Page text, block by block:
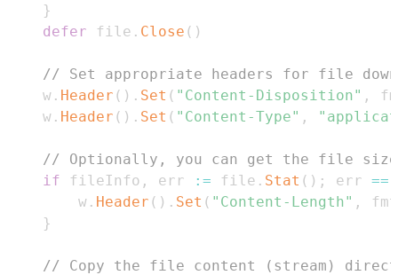
}
defer file . Close ( )
// Set appropriate headers for file
	w
. Header ( ) . Set ( "Content-Disposition" ,
	w
. Header ( ) . Set ( "Content-Type" ,
// Optionally, you can get the file size
if fileInfo , err := file . Stat ( ) ; err ==
		w
. Header ( ) . Set ( "Content-Length" ,
fmt
}
// Copy the file content (stream)